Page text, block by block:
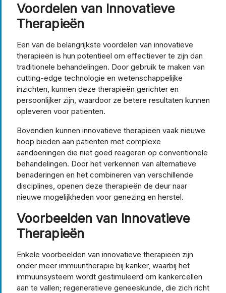
Voordelen van Innovatieve
Therapieën
Een van de belangrijkste voordelen van innovatieve
therapieën is hun potentieel om effectiever te zijn dan
traditionele behandelingen. Door gebruik te maken van
cutting-edge technologie en wetenschappelijke
inzichten, kunnen deze therapieën gerichter en
persoonlijker zijn, waardoor ze betere resultaten kunnen
opleveren voor patiënten.
Bovendien kunnen innovatieve therapieën vaak nieuwe
hoop bieden aan patiënten met complexe
aandoeningen die niet goed reageren op conventionele
behandelingen. Door het verkennen van alternatieve
benaderingen en het combineren van verschillende
disciplines, openen deze therapieën de deur naar
nieuwe mogelijkheden voor genezing en herstel.
Voorbeelden van Innovatieve
Therapieën
Enkele voorbeelden van innovatieve therapieën zijn
onder meer immuuntherapie bij kanker, waarbij het
immuunsysteem wordt gestimuleerd om kankercellen
aan te vallen; regeneratieve geneeskunde, die zich richt